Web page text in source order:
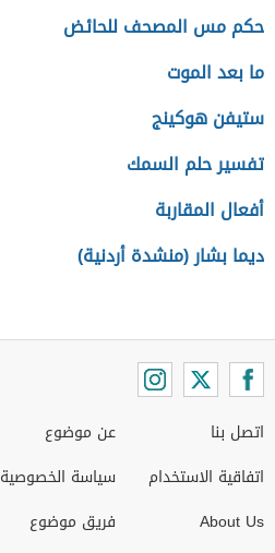
حكم مس المصحف للحائض
ما بعد الموت
ستيفن هوكينج
تفسير حلم السمك
أفعال المقاربة
ديما بشار (منشدة أردنية)
اتصل بنا
اتفاقية الاستخدام
About Us
عن موضوع
سياسة الخصوصية
فريق موضوع